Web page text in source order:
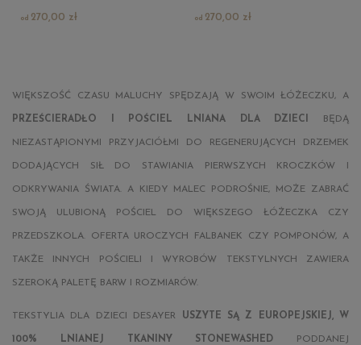
270,00 zł 270,00 zł
WIĘKSZOŚĆ CZASU MALUCHY SPĘDZAJĄ W SWOIM ŁÓŻECZKU, A
PRZEŚCIERADŁO I POŚCIEL LNIANA DLA DZIECI BĘDĄ
NIEZASTĄPIONYMI PRZYJACIÓŁMI DO REGENERUJĄCYCH DRZEMEK
DODAJĄCYCH SIŁ DO STAWIANIA PIERWSZYCH KROCZKÓW I
ODKRYWANIA ŚWIATA. A KIEDY MALEC PODROŚNIE, MOŻE ZABRAĆ
SWOJĄ ULUBIONĄ POŚCIEL DO WIĘKSZEGO ŁÓŻECZKA CZY
PRZEDSZKOLA. OFERTA UROCZYCH FALBANEK CZY POMPONÓW, A
TAKŻE INNYCH POŚCIELI I WYROBÓW TEKSTYLNYCH ZAWIERA
SZEROKĄ PALETĘ BARW I ROZMIARÓW.
TEKSTYLIA DLA DZIECI DESAYER USZYTE SĄ Z EUROPEJSKIEJ, W
100% LNIANEJ TKANINY STONEWASHED PODDANEJ